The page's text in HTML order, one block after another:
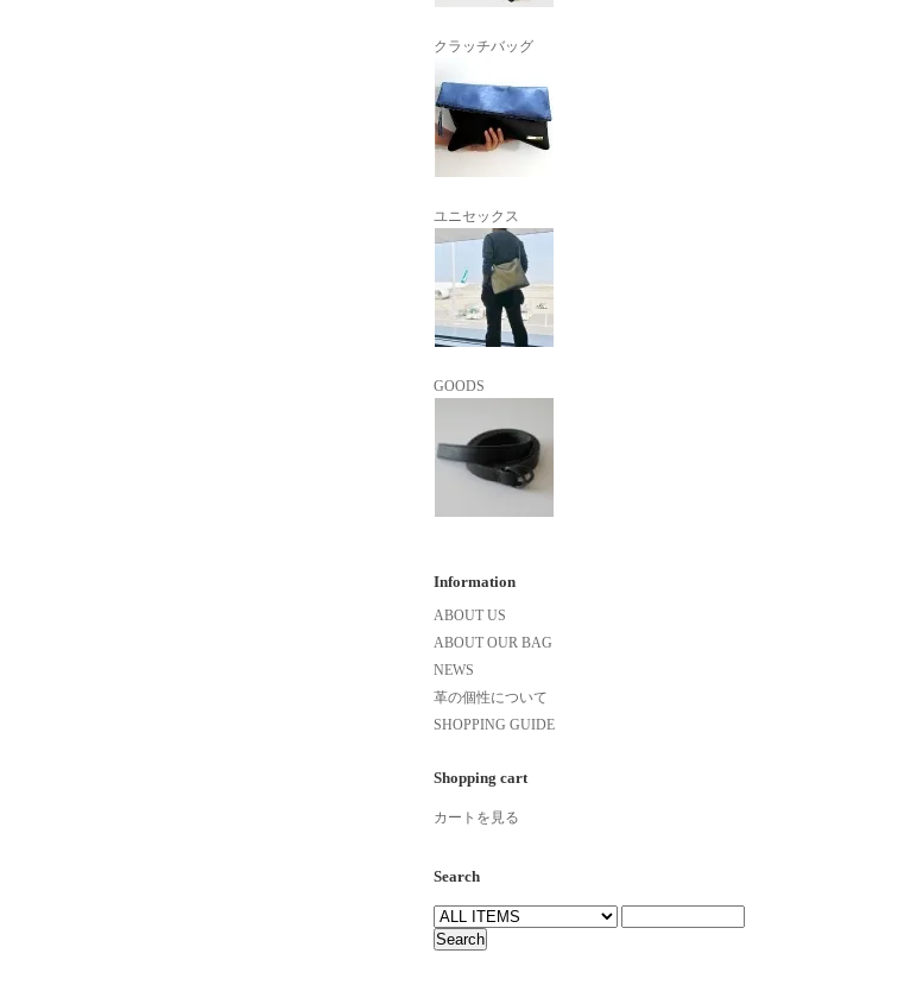
クラッチバッグ
ユニセックス
GOODS
Information
ABOUT US
ABOUT OUR BAG
NEWS
革の個性について
SHOPPING GUIDE
Shopping cart
カートを見る
Search